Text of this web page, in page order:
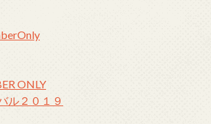
ONLY
ル２０１９